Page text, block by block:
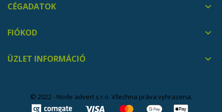
CÉGADATOK 
FIÓKOD 
ÜZLET INFORMÁCIÓ 
© 2022 - Node advert s.r.o. Všechna práva vyhrazena.